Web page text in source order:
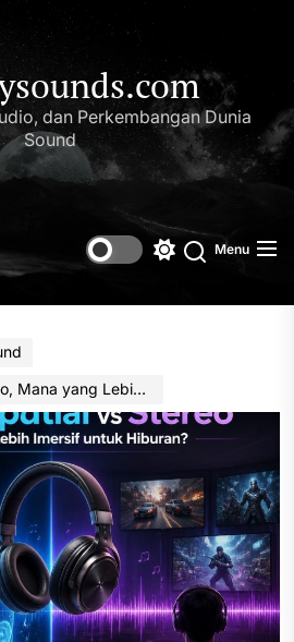
dan Perkembangan Dunia
Sound
Switch
mode
Search
Menu
Imersif untuk Hiburan?